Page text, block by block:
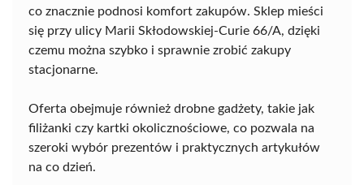
co znacznie podnosi komfort zakupów. Sklep mieści
się przy ulicy Marii Skłodowskiej-Curie 66/A, dzięki
czemu można szybko i sprawnie zrobić zakupy
stacjonarne.
Oferta obejmuje również drobne gadżety, takie jak
filiżanki czy kartki okolicznościowe, co pozwala na
szeroki wybór prezentów i praktycznych artykułów
na co dzień.